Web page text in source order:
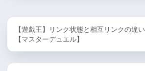
【遊戯王】リンク状態と相互リンクの違い
【マスターデュエル】